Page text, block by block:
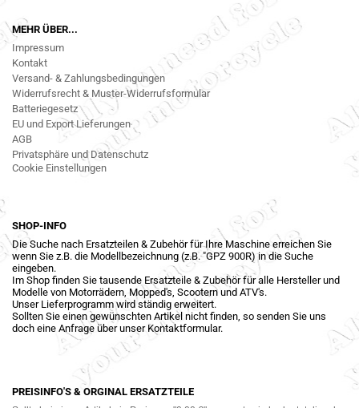
MEHR ÜBER...
Impressum
Kontakt
Versand- & Zahlungsbedingungen
Widerrufsrecht & Muster-Widerrufsformular
Batteriegesetz
EU und Export Lieferungen
AGB
Privatsphäre und Datenschutz
Cookie Einstellungen
SHOP-INFO
Die Suche nach Ersatzteilen & Zubehör für Ihre Maschine erreichen Sie
wenn Sie z.B. die Modellbezeichnung (z.B. "GPZ 900R) in die Suche
eingeben.
Im Shop finden Sie tausende Ersatzteile & Zubehör für alle Hersteller und
Modelle von Motorrädern, Mopped's, Scootern und ATV's.
Unser Lieferprogramm wird ständig erweitert.
Sollten Sie einen gewünschten Artikel nicht finden, so senden Sie uns
doch eine Anfrage über unser Kontaktformular.
PREISINFO'S & ORGINAL ERSATZTEILE